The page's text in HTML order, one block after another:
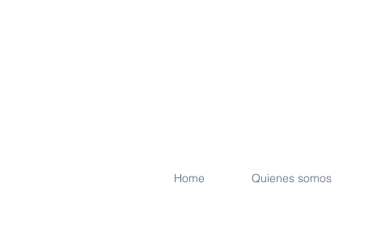
Home Quienes somos